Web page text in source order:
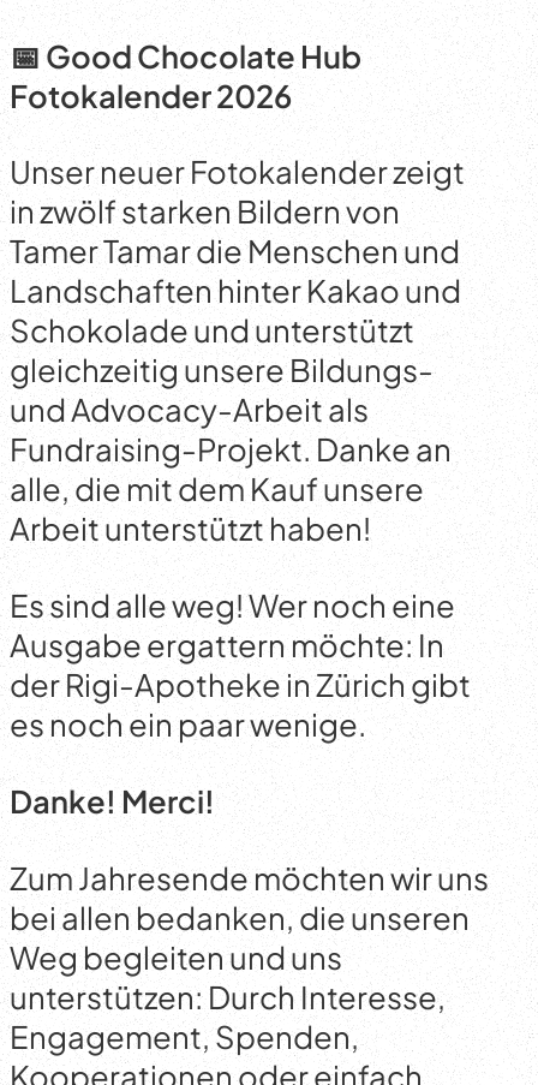
📅 Good Chocolate Hub
Fotokalender 2026
Unser neuer Fotokalender zeigt
in zwölf starken Bildern von
Tamer Tamar die Menschen und
Landschaften hinter Kakao und
Schokolade und unterstützt
gleichzeitig unsere Bildungs-
und Advocacy-Arbeit als
Fundraising-Projekt. Danke an
alle, die mit dem Kauf unsere
Arbeit unterstützt haben!
Es sind alle weg! Wer noch eine
Ausgabe ergattern möchte: In
der Rigi-Apotheke in Zürich gibt
es noch ein paar wenige.
Danke! Merci!
Zum Jahresende möchten wir uns
bei allen bedanken, die unseren
Weg begleiten und uns
unterstützen: Durch Interesse,
Engagement, Spenden,
Kooperationen oder einfach